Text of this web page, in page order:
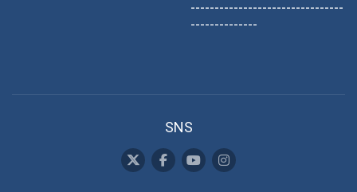
--------------------------------
--------------
SNS